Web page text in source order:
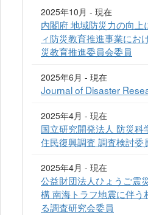
2025年10月 - 現在
内閣府 地域防災力の向上
ィ防災教育推進事業にお
災教育推進委員会委員
2025年6月 - 現在
Journal of Disaster
2025年4月 - 現在
国立研究開発法人 防災
住民復興調査 調査検討委
2025年4月 - 現在
公益財団法人ひょうご震
構 南海トラフ地震に伴う
る調査研究会委員